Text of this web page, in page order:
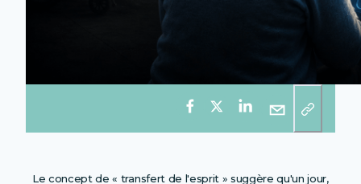
Le concept de « transfert de l'esprit » suggère qu'un jour,